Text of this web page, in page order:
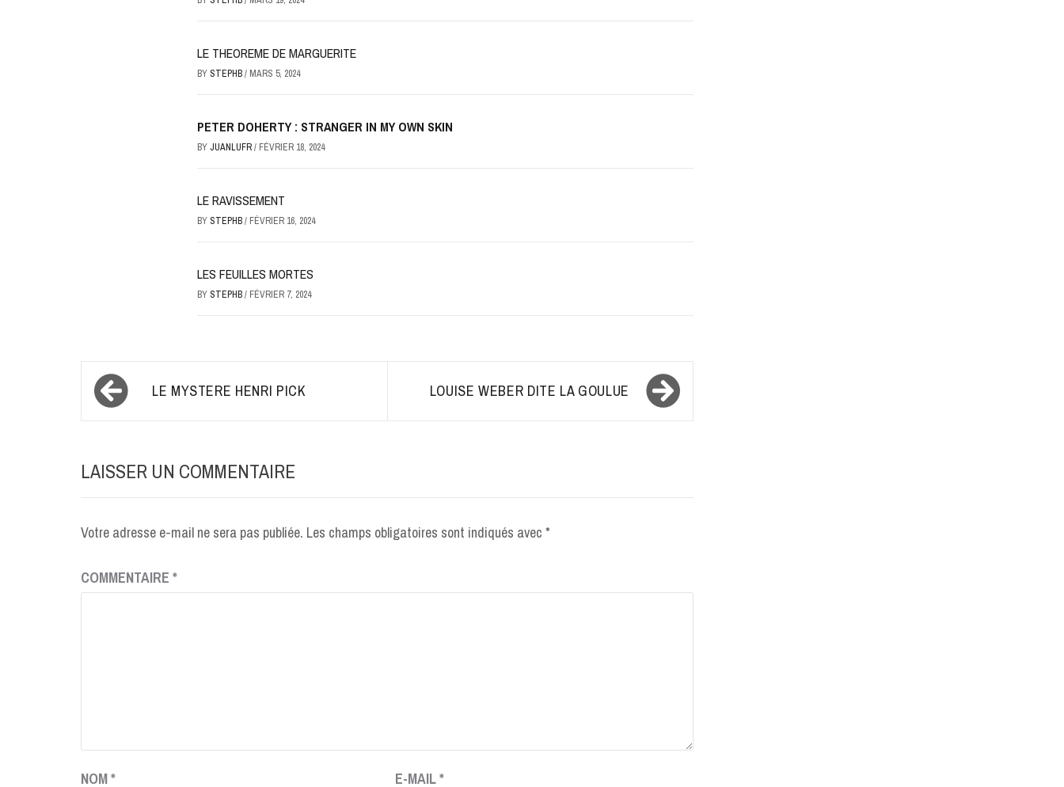
LE THEOREME DE MARGUERITE
BY STEPHB/ MARS 5, 2024
PETER DOHERTY : STRANGER IN MY OWN SKIN
BY JUANLUFR/ FÉVRIER 18, 2024
LE RAVISSEMENT
BY STEPHB/ FÉVRIER 16, 2024
LES FEUILLES MORTES
BY STEPHB/ FÉVRIER 7, 2024
Navigation
de
LE MYSTERE HENRI PICK LOUISE WEBER DITE LA GOULUE
LAISSER UN COMMENTAIRE
Votre adresse e-mail ne sera pas publiée. Les champs obligatoires sont indiqués avec *
COMMENTAIRE *
NOM* E-MAIL*